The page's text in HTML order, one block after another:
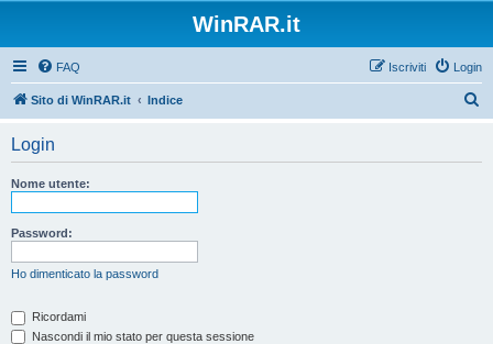
WinRAR.it
FAQ Login
Iscriviti
Sito di WinRAR.it Indice
Login
Nome utente:
Password:
Ho dimenticato la password
Ricordami
Nascondi il mio stato per questa sessione